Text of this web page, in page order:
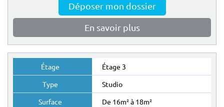
Déposer mon dossier
En savoir plus
Étage 3
Studio
De 16m² à 18m²